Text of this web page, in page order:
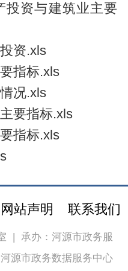
投资与建筑业主要
资.xls
指标.xls
况.xls
要指标.xls
指标.xls
网站声明 联系我们
| 承办：河源市政务服
源市政务数据服务中心